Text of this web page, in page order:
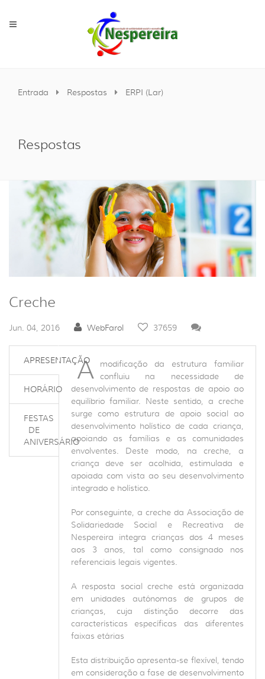
Entrada Respostas ERPI (Lar)
Respostas
Creche
Jun. 04, 2016 WebFarol 37659
APRESENTAÇÃO
HORÁRIO
FESTAS
DE
ANIVERSÁRIO
A
modificação da estrutura familiar
confluiu na necessidade de
desenvolvimento de respostas de apoio ao
equilíbrio familiar. Neste sentido, a creche
surge como estrutura de apoio social ao
desenvolvimento holístico de cada criança,
apoiando as famílias e as comunidades
envolventes. Deste modo, na creche, a
criança deve ser acolhida, estimulada e
apoiada com vista ao seu desenvolvimento
integrado e holístico.
Por conseguinte, a creche da Associação de
Solidariedade Social e Recreativa de
Nespereira integra crianças dos 4 meses
aos 3 anos, tal como consignado nos
referenciais legais vigentes.
A resposta social creche está organizada
em unidades autónomas de grupos de
crianças, cuja distinção decorre das
características específicas das diferentes
faixas etárias
Esta distribuição apresenta-se flexível, tendo
em consideração a fase de desenvolvimento